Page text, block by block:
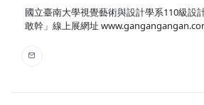
國立臺南大學視覺藝術與設計學系110級設
敢幹」線上展網址